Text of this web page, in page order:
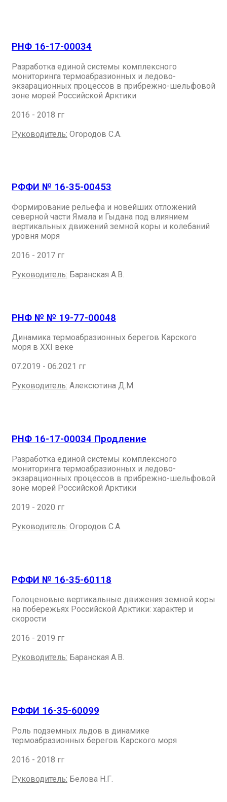
РНФ 16-17-00034
Разработка единой системы комплексного
мониторинга термоабразионных и ледово-
экзарационных процессов в прибрежно-шельфовой
зоне морей Российской Арктики
2016 - 2018 гг
Руководитель: Огородов С.А.
РФФИ № 16-35-00453
Формирование рельефа и новейших отложений
северной части Ямала и Гыдана под влиянием
вертикальных движений земной коры и колебаний
уровня моря
2016 - 2017 гг
Руководитель: Баранская А.В.
РНФ № № 19-77-00048
Динамика термоабразионных берегов Карского
моря в XXI веке
07.2019 - 06.2021 гг
Руководитель: Алексютина Д.М.
РНФ 16-17-00034 Продление
Разработка единой системы комплексного
мониторинга термоабразионных и ледово-
экзарационных процессов в прибрежно-шельфовой
зоне морей Российской Арктики
2019 - 2020 гг
Руководитель: Огородов С.А.
РФФИ № 16-35-60118
Голоценовые вертикальные движения земной коры
на побережьях Российской Арктики: характер и
скорости
2016 - 2019 гг
Руководитель: Баранская А.В.
РФФИ 16-35-60099
Роль подземных льдов в динамике
термоабразионных берегов Карского моря
2016 - 2018 гг
Руководитель: Белова Н.Г.